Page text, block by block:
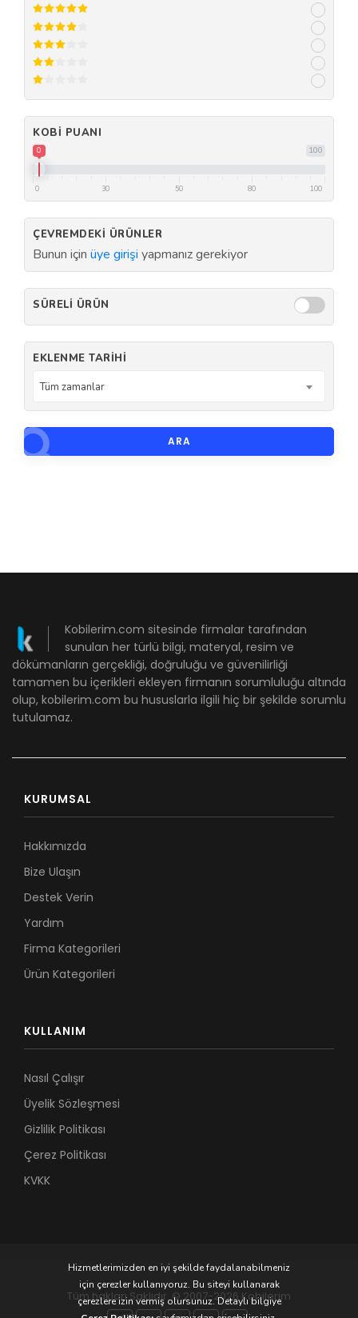
KOBI PUANI
100
0
0 30 50 80 100
ÇEVREMDEKI ÜRÜNLER
Bunun için üye girişi yapmanız gerekiyor
SÜRELI ÜRÜN
EKLENME TARIHI
Tüm zamanlar
ARA
Kobilerim.com sitesinde firmalar tarafından
sunulan her türlü bilgi, materyal, resim ve
dökümanların gerçekliği, doğruluğu ve güvenilirliği
tamamen bu içerikleri ekleyen firmanın sorumluluğu altında
olup, kobilerim.com bu hususlarla ilgili hiç bir şekilde sorumlu
tutulamaz.
KURUMSAL
Hakkımızda
Bize Ulaşın
Destek Verin
Yardım
Firma Kategorileri
Ürün Kategorileri
KULLANIM
Nasıl Çalışır
Üyelik Sözleşmesi
Gizlilik Politikası
Çerez Politikası
KVKK
Tüm hakları Saklıdır. © 2007-2026 Kobilerim
Hizmetlerimizden en iyi şekilde faydalanabilmeniz
için çerezler kullanıyoruz. Bu siteyi kullanarak
çerezlere izin vermiş olursunuz. Detaylı bilgiye